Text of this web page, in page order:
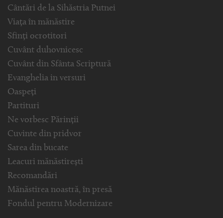
Cântări de la Sihăstria Putnei
Viața în mănăstire
Sfinți ocrotitori
Cuvânt duhovnicesc
Cuvânt din Sfânta Scriptură
Evanghelia in versuri
Oaspeți
Partituri
Ne vorbesc Părinții
Cuvinte din pridvor
Sarea din bucate
Leacuri mănăstirești
Recomandări
Mănăstirea noastră, în presă
Fondul pentru Modernizare